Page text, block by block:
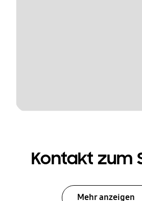
Kontakt zum
Mehr anzeigen